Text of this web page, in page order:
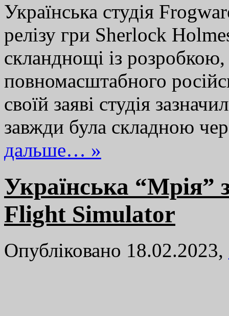
Українська студія
релізу гри Sherlock
скланднощі із
повномасштабного
своїй заяві студія
завжди була складною
дальше… »
Українська “Мрія”
Flight Simulator
Опубліковано 18.02.2023,